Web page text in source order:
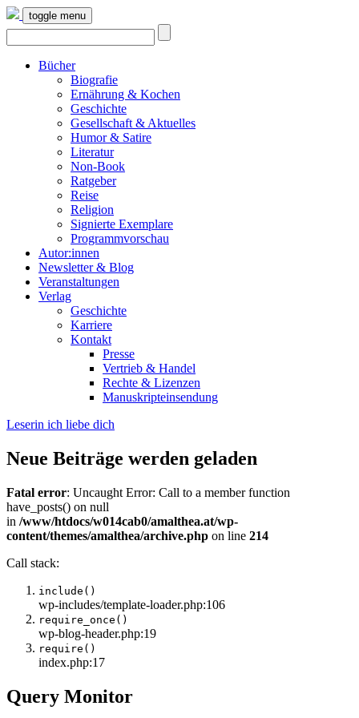
toggle menu
Bücher
Biografie
Ernährung & Kochen
Geschichte
Gesellschaft & Aktuelles
Humor & Satire
Literatur
Non-Book
Ratgeber
Reise
Religion
Signierte Exemplare
Programmvorschau
Autor:innen
Newsletter & Blog
Veranstaltungen
Verlag
Geschichte
Karriere
Kontakt
Presse
Vertrieb & Handel
Rechte & Lizenzen
Manuskripteinsendung
Leserin ich liebe dich
Neue Beiträge werden geladen
Fatal error: Uncaught Error: Call to a member function
have_posts() on null
in /www/htdocs/w014cab0/amalthea.at/wp-
content/themes/amalthea/archive.php on line 214
Call stack:
include()
wp-includes/template-loader.php:106
require_once()
wp-blog-header.php:19
require()
index.php:17
Query Monitor